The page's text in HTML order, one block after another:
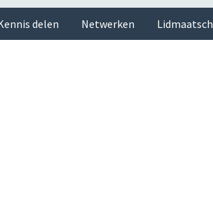
delen Netwerken